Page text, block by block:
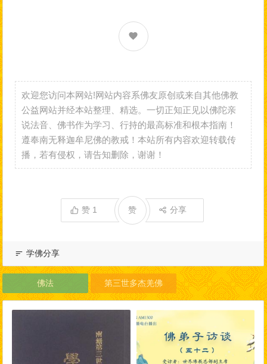
欢迎您访问本网站!网站内容系佛友原创或来自其他佛教
公益网站并经本站整理、精选。一切正知正见以佛陀亲
说法音、佛书作为学习、行持的最高标准和根本指南！
遵奉南无释迦牟尼佛的教戒！本站所有内容欢迎转载传
播，若有侵权，请告知删除，谢谢！
赞 1 分享
赞
学佛分享
佛法 第三世多杰羌佛